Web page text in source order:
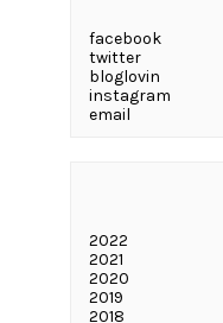
facebook
twitter
bloglovin
instagram
email
2022
2021
2020
2019
2018